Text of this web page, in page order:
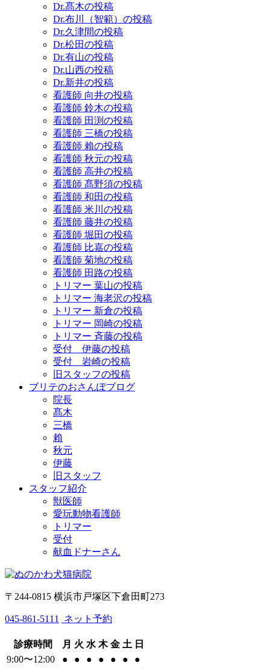
Dr.髙木の投稿
Dr.布川（智範）の投稿
Dr.久津間の投稿
Dr.松田の投稿
Dr.有山の投稿
Dr.山西の投稿
Dr.新井の投稿
看護師 向井の投稿
看護師 鈴木の投稿
看護師 田渕の投稿
看護師 三橋の投稿
看護師 賴の投稿
看護師 秋元の投稿
看護師 高井の投稿
看護師 髙野須の投稿
看護師 和田の投稿
看護師 米川の投稿
看護師 藤井の投稿
看護師 堀田の投稿
看護師 比嘉の投稿
看護師 菊地の投稿
看護師 田路の投稿
トリマー 葉山の投稿
トリマー 海老沢の投稿
トリマー 新倉の投稿
トリマー 岡崎の投稿
トリマー 斉藤の投稿
受付 伊藤の投稿
受付 岩崎の投稿
旧スタッフの投稿
ブリテのおさんぽブログ
院長
髙木
三橋
賴
秋元
伊藤
旧スタッフ
スタッフ紹介
獣医師
愛玩動物看護師
トリマー
受付
献血ドナーさん
〒244-0815 横浜市戸塚区下倉田町273
045-861-5111 ネット予約
診療時間 月 火 水 木 金 土 日
9:00〜12:00
● ● ● ● ● ●
●